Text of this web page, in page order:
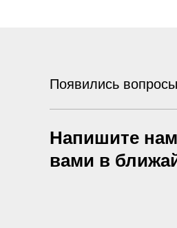
Появились
Напишите
вами в